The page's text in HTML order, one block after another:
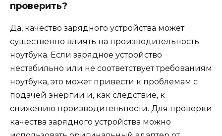
проверить?
Да, качество зарядного устройства может
существенно влиять на производительность
ноутбука. Если зарядное устройство
нестабильно или не соответствует требованиям
ноутбука, это может привести к проблемам с
подачей энергии и, как следствие, к
снижению производительности. Для проверки
качества зарядного устройства можно